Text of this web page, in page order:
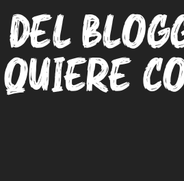
quiere